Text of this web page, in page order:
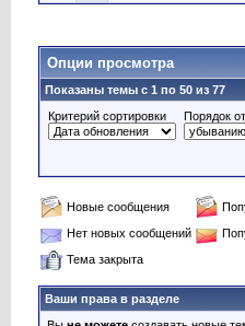
Опции просмотра
Показаны темы с 1 по 50 из 77
Критерий сортировки
Порядок
Новые сообщения
Нет новых сообщений
Тема закрыта
Ваши права в разделе